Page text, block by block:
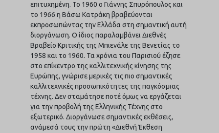
επιτυχημένη. Το 1960 ο Γιάννης Σπυρόπουλος και
το 1966 η Βάσω Κατράκη βραβεύονται
εκπροσωπώντας την Ελλάδα στη σημαντική αυτή
διοργάνωση. Ο ίδιος παραλαμβάνει Διεθνές
Βραβείο Κριτικής της Μπιενάλε της Βενετίας το
1958 και το 1960. Τα χρόνια του Παρισιού έζησε
στο επίκεντρο της καλλιτεχνικής κίνησης της
Ευρώπης, γνώρισε μερικές τις πιο σημαντικές
καλλιτεχνικές προσωπικότητες της παγκόσμιας
τέχνης. Δεν σταμάτησε ποτέ όμως να εργάζεται
για την προβολή της Ελληνικής Τέχνης στο
εξωτερικό. Διοργάνωσε σημαντικές εκθέσεις,
ανάμεσά τους την πρώτη «Διεθνή Έκθεση